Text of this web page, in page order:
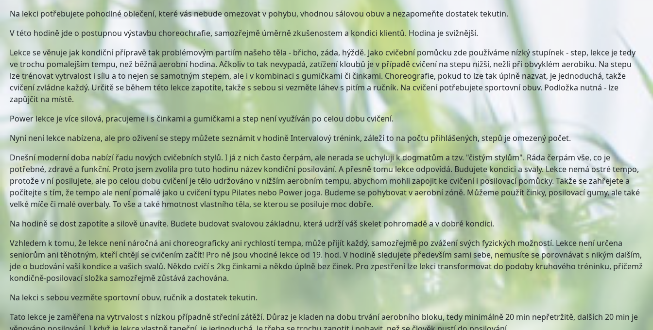
Na lekci potřebujete pohodlné oblečení, které vás nebude omezovat v pohybu, vhodnou sálovou obuv a nezapomeňte dostatek tekutin.
V této hodině jde o postupnou výstavbu choreochrafie, samozřejmě úměrně zkušenostem a kondici klientů. Hodina je svižnější.
Lekce se věnuje jak kondiční přípravě tak problémovým partiím našeho těla - břicho, záda, hýždě. Jako cvičební pomůcku zde používáme nízký stupínek - step, lekce je tedy
ve trochu pomalejším tempu, než běžná aerobní hodina. Ačkoliv to tak nevypadá, zatížení kloubů je v případě cvičení na stepu nižší, nežli při obvyklém aerobiku. Na stepu
lze trénovat vytrvalost i sílu a to nejen se samotným stepem, ale i v kombinaci s gumičkami či činkami. Choreografie, pokud to lze tak úplně nazvat, je jednoduchá, takže
cvičení zvládne každý. Určitě se během této lekce zapotíte, takže s sebou si vezměte láhev s pitím a ručník. Na cvičení potřebujete sportovní obuv. Podložka nutná - lze
zapůjčit na místě.
Power lekce je více silová, pracujeme i s činkami a gumičkami a step není využíván po celou dobu cvičení.
Nyní není lekce nabízena, ale pro oživení se stepy můžete seznámit v hodině Intervalový trénink, záleží to na počtu přihlášených, stepů je omezený počet.
Dnešní moderní doba nabízí řadu nových cvičebních stylů. I já z nich často čerpám, ale nerada se uchyluji k dogmatům a tzv. "čistým stylům". Ráda čerpám vše, co je
potřebné, zdravé a funkční. Proto jsem zvolila pro tuto hodinu název kondiční posilování. A přesně tomu lekce odpovídá. Budujete kondici a svaly. Lekce nemá ostré tempo,
protože v ní posilujete, ale po celou dobu cvičení je tělo udržováno v nižším aerobním tempu, abychom mohli zapojit ke cvičení i posilovací pomůcky. Takže se zahřejete a
počítejte s tím, že tempo ale není pomalé jako u cvičení typu Pilates nebo Power joga. Budeme se pohybovat v aerobní zóně. Můžeme použít činky, posilovací gumy, ale také
velké míče či malé overbaly. To vše a také hmotnost vlastního těla, se kterou se posiluje moc dobře.
Na hodině se dost zapotíte a silově unavíte. Budete budovat svalovou základnu, která udrží váš skelet pohromadě a v dobré kondici.
Vzhledem k tomu, že lekce není náročná ani choreograficky ani rychlostí tempa, může přijít každý, samozřejmě po zvážení svých fyzických možností. Lekce není určena
seniorům ani těhotným, kteří chtějí se cvičením začít! Pro ně jsou vhodné lekce od 19. hod. V hodině sledujete především sami sebe, nemusíte se porovnávat s nikým dalším,
jde o budování vaší kondice a vašich svalů. Někdo cvičí s 2kg činkami a někdo úplně bez činek. Pro zpestření lze lekci transformovat do podoby kruhového tréninku, přičemž
kondičně-posilovací složka samozřejmě zůstává zachována.
Na lekci s sebou vezměte sportovní obuv, ručník a dostatek tekutin.
Tato lekce je zaměřena na vytrvalost s nízkou případně střední zátěží. Důraz je kladen na dobu trvání aerobního bloku, tedy minimálně 20 min nepřetržitě, dalších 20 min je